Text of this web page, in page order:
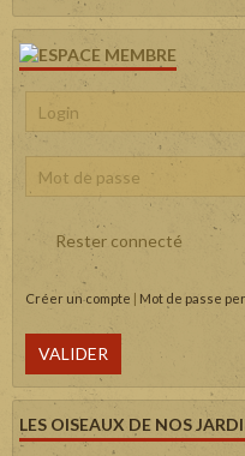
Rester connecté
Créer un compte Mot de passe
VALIDER
LES OISEAUX DE NOS